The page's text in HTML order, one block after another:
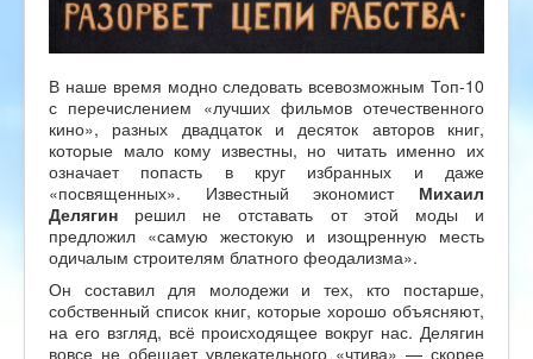
В наше время модно следовать всевозможным Топ-10
с перечислением «лучших фильмов отечественного
кино», разных двадцаток и десяток авторов книг,
которые мало кому известны, но читать именно их
означает попасть в круг избранных и даже
«посвященных». Известный экономист Михаил
Делягин решил не отставать от этой моды и
предложил «самую жестокую и изощренную месть
одичалым строителям блатного феодализма».
Он составил для молодежи и тех, кто постарше,
собственный список книг, которые хорошо объясняют,
на его взгляд, всё происходящее вокруг нас. Делягин
вовсе не обещает увлекательного «чтива» — скорее